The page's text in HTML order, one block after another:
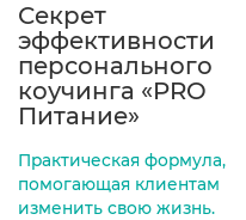
Секрет
эффективности
персонального
коучинга «PRO
Питание»
Практическая формула,
помогающая клиентам
изменить свою жизнь.